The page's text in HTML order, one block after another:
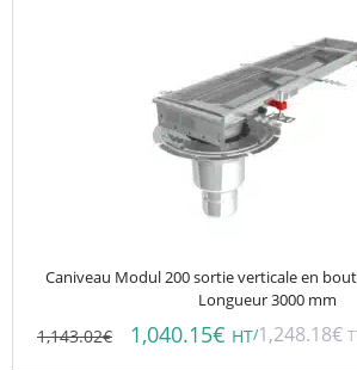
Caniveau Modul 200 sortie verticale en
Longueur 3000 mm
1,143.02€ 1,040.15€ HT/1,248.18€